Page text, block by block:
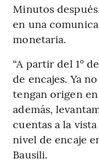
Minutos
en una
monetaria.
“A partir del 1°
de encajes. Ya
tengan origen
además,
cuentas a la
nivel de encaje
Bausili.